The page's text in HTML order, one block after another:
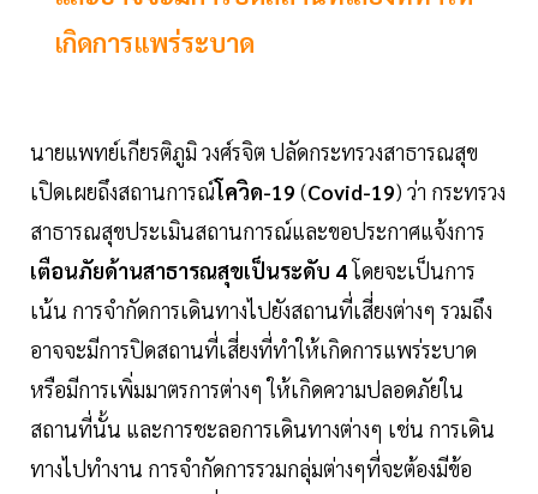
เกิดการแพร่ระบาด
นายแพทย์เกียรติภูมิ วงศ์รจิต ปลัดกระทรวงสาธารณสุข
เปิดเผยถึงสถานการณ์โควิด-19 (Covid-19) ว่า กระทรวง
สาธารณสุขประเมินสถานการณ์และขอประกาศแจ้งการ
เตือนภัยด้านสาธารณสุขเป็นระดับ 4โดยจะเป็นการ
เน้น การจำกัดการเดินทางไปยังสถานที่เสี่ยงต่างๆ รวมถึง
อาจจะมีการปิดสถานที่เสี่ยงที่ทำให้เกิดการแพร่ระบาด
หรือมีการเพิ่มมาตรการต่างๆ ให้เกิดความปลอดภัยใน
สถานที่นั้น และการชะลอการเดินทางต่างๆ เช่น การเดิน
ทางไปทำงาน การจำกัดการรวมกลุ่มต่างๆที่จะต้องมีข้อ